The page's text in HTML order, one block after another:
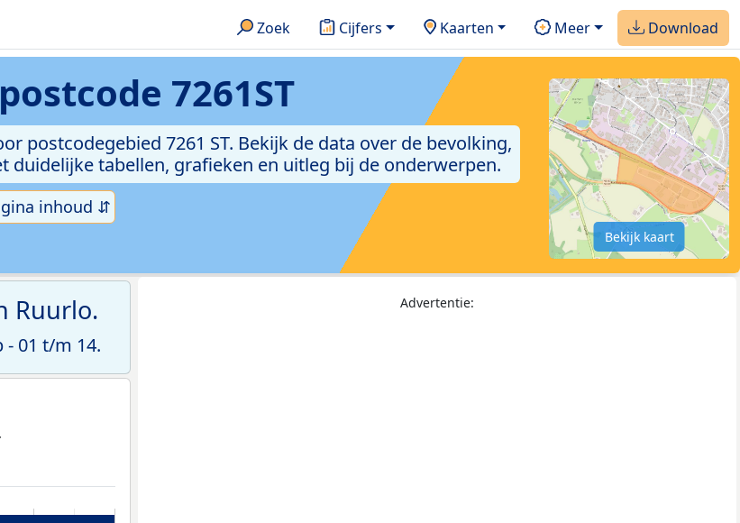
Zoek Cijfers Kaarten Meer Download
postcode 7261ST
postcodegebied 7261 ST. Bekijk de data over de bevolking,
tabellen, grafieken en uitleg bij de onderwerpen.
inhoud ⇵
Bekijk kaart
Ruurlo.
- 01 t/m 14.
Advertentie: